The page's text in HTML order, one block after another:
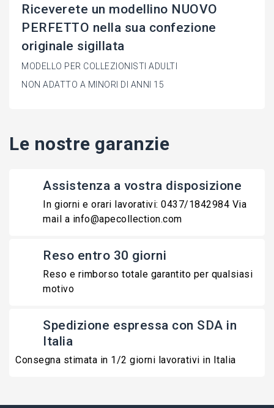
Riceverete un modellino NUOVO
PERFETTO nella sua confezione
originale sigillata
MODELLO PER COLLEZIONISTI ADULTI
NON ADATTO A MINORI DI ANNI 15
Le nostre garanzie
Assistenza a vostra disposizione
In giorni e orari lavorativi: 0437/1842984 Via
mail a info@apecollection.com
Reso entro 30 giorni
Reso e rimborso totale garantito per qualsiasi
motivo
Spedizione espressa con SDA in
Italia
Consegna stimata in 1/2 giorni lavorativi in Italia